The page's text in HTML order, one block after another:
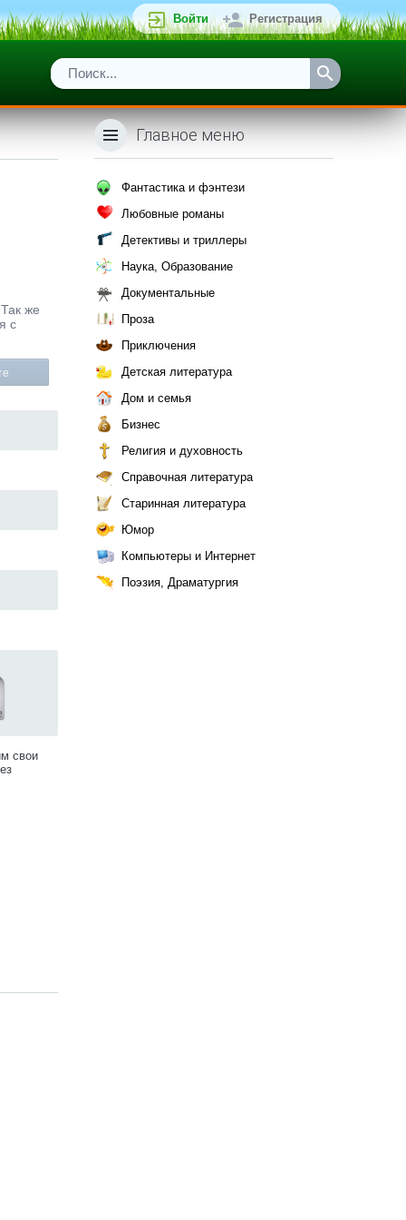
Войти Регистрация
же
с
свои
Главное меню
Фантастика и фэнтези
Любовные романы
Детективы и триллеры
Наука, Образование
Документальные
Проза
Приключения
Детская литература
Дом и семья
Бизнес
Религия и духовность
Справочная литература
Старинная литература
Юмор
Компьютеры и Интернет
Поэзия, Драматургия